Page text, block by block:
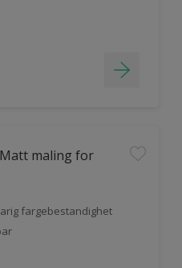
maling for
fargebestandighet